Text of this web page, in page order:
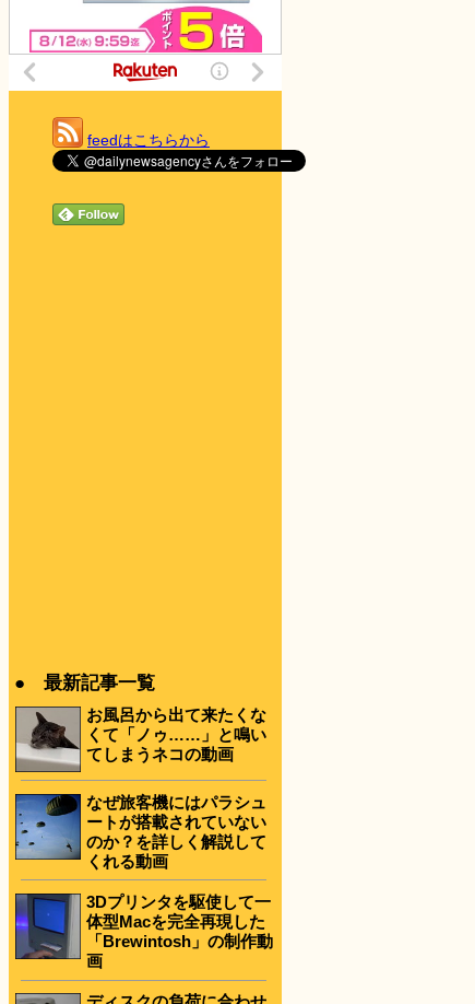
feedはこちらから
● 最新記事一覧
お風呂から出て来たくな
くて「ノゥ……」と鳴い
てしまうネコの動画
なぜ旅客機にはパラシュ
ートが搭載されていない
のか？を詳しく解説して
くれる動画
3Dプリンタを駆使して一
体型Macを完全再現した
「Brewintosh」の制作動
画